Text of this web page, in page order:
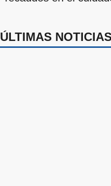
ÚLTIMAS NOTICIAS